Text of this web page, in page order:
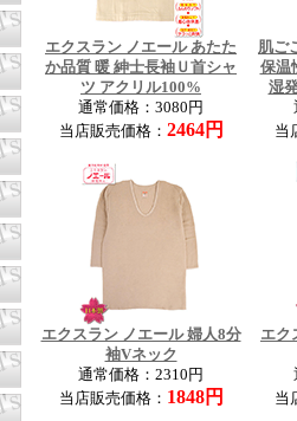
エクスラン ノエール あたた
か品質 暖 紳士長袖Ｕ首シャ
ツ アクリル100%
通常価格：3080円
当店販売価格： 2464円
肌ご
保温
湿
当
エクスラン ノエール 婦人8分
袖Vネック
通常価格：2310円
当店販売価格： 1848円
エク
当